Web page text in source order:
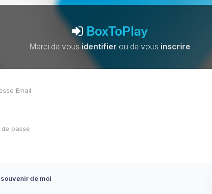
BoxToPlay
Merci de vousidentifier ou de vous inscrire
de moi